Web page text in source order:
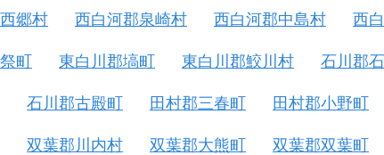
郷村 西白河郡泉崎村 西白河郡中島村 西
町 東白川郡塙町 東白川郡鮫川村 石川郡石
石川郡古殿町 田村郡三春町 田村郡小野町
双葉郡川内村 双葉郡大熊町 双葉郡双葉町